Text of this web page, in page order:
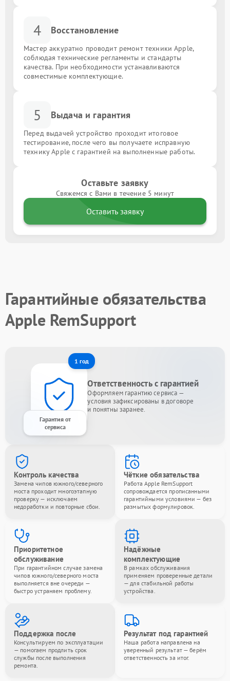
4 Восстановление
Мастер аккуратно проводит ремонт техники Apple,
соблюдая технические регламенты и стандарты
качества. При необходимости устанавливаются
совместимые комплектующие.
5 Выдача и гарантия
Перед выдачей устройство проходит итоговое
тестирование, после чего вы получаете исправную
технику Apple с гарантией на выполненные работы.
Оставьте заявку
Свяжемся с Вами в течение 5 минут
Оставить заявку
Гарантийные обязательства
Apple RemSupport
1 год
Гарантия от
сервиса
Ответственность с гарантией
Оформляем гарантию сервиса —
условия зафиксированы в договоре
и понятны заранее.
Контроль качества
Замена чипов южного/северного
моста проходит многоэтапную
проверку — исключаем
недоработки и повторные сбои.
Чёткие обязательства
Работа Apple RemSupport
сопровождается прописанными
гарантийными условиями — без
размытых формулировок.
Приоритетное
обслуживание
При гарантийном случае замена
чипов южного/северного моста
выполняется вне очереди —
быстро устраняем проблему.
Надёжные
комплектующие
В рамках обслуживания
применяем проверенные детали
— для стабильной работы
устройства.
Поддержка после
Консультируем по эксплуатации
— помогаем продлить срок
службы после выполнения
ремонта.
Результат под гарантией
Наша работа направлена на
уверенный результат — берём
ответственность за итог.